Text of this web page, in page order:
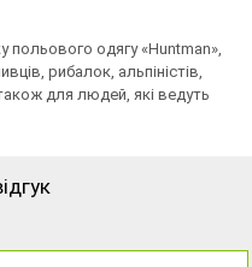
польового одягу «Huntman»,
рибалок, альпіністів,
для людей, які ведуть